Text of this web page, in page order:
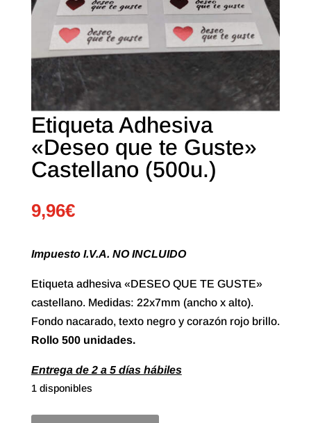
Etiqueta Adhesiva
«Deseo que te Guste»
Castellano (500u.)
9,96€
Impuesto I.V.A. NO INCLUIDO
Etiqueta adhesiva «DESEO QUE TE GUSTE»
castellano. Medidas: 22x7mm (ancho x alto).
Fondo nacarado, texto negro y corazón rojo brillo.
Rollo 500 unidades.
Entrega de 2 a 5 días hábiles
1 disponibles